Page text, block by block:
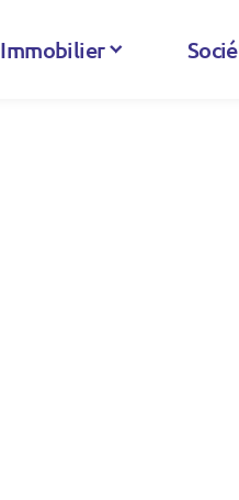
Immobilier